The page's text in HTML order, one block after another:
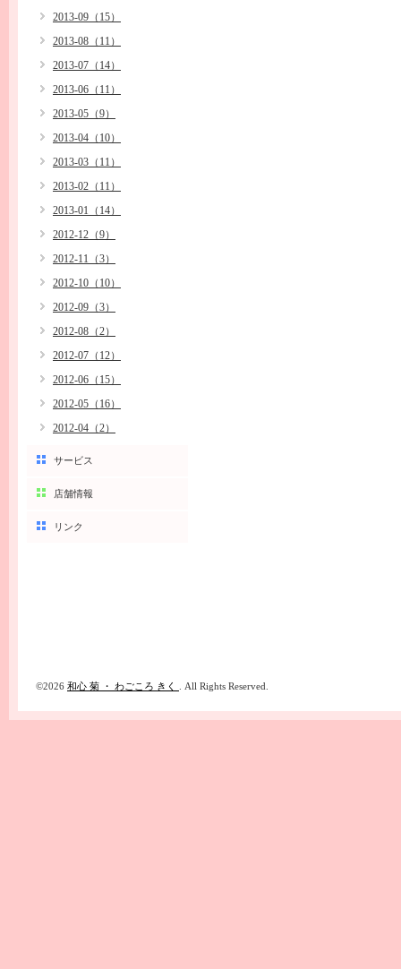
2013-09（15）
2013-08（11）
2013-07（14）
2013-06（11）
2013-05（9）
2013-04（10）
2013-03（11）
2013-02（11）
2013-01（14）
2012-12（9）
2012-11（3）
2012-10（10）
2012-09（3）
2012-08（2）
2012-07（12）
2012-06（15）
2012-05（16）
2012-04（2）
サービス
店舗情報
リンク
©2026 和心 菊 ・ わごころ きく . All Rights Reserved.